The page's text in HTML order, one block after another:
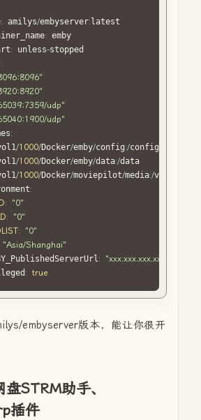
: amilys/embyserver: latest
: emby
: unless-stopped
:
udp"
udp"
:
/1000/Docker/emby/config:/config
/1000/Docker/emby/data:/data
/1000/Docker/moviepilot/media:/video
:
:
"0"
:
"0"
:
"0"
"Asia/Shanghai"
:
"xxx.xxx.xxx.xxx"
: true
embyserver版本，能让你很开
STRM助手、
插件